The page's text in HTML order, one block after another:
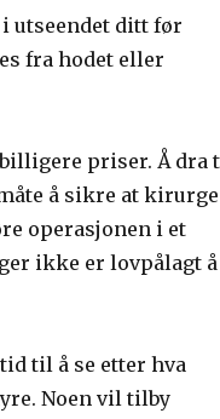
utseendet ditt før
fra hodet eller
priser. Å dra
å sikre at
operasjonen i et
ikke er lovpålagt å
til å se etter hva
Noen vil tilby